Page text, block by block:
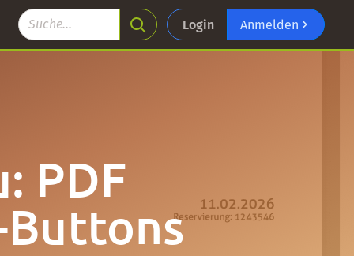
Login Anmelden
PDF